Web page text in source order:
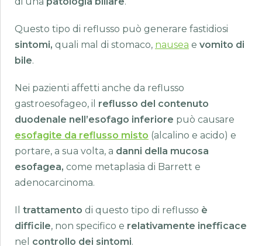
Questo tipo di reflusso può generare fastidiosi
sintomi, quali mal di stomaco, nausea e vomito di
bile.
Nei pazienti affetti anche da reflusso
gastroesofageo, il reflusso del contenuto
duodenale nell’esofago inferiore può causare
esofagite da reflusso misto (alcalino e acido) e
portare, a sua volta, a danni della mucosa
esofagea, come metaplasia di Barrett e
adenocarcinoma.
Il trattamento di questo tipo di reflusso è
difficile, non specifico e relativamente inefficace
nel controllo dei sintomi.